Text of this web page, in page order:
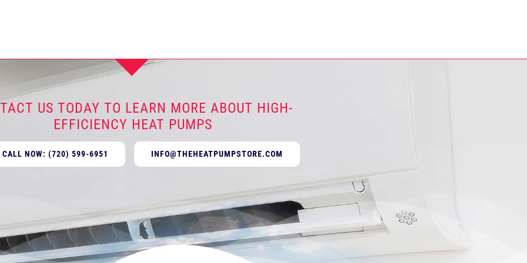
US TODAY TO LEARN MORE ABOUT HIGH-
EFFICIENCY HEAT PUMPS
CALL NOW: (720) 599-6951 INFO@THEHEATPUMPSTORE.COM